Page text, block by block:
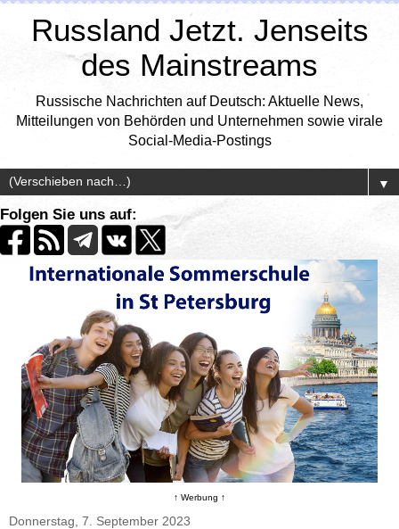
Russland Jetzt. Jenseits
des Mainstreams
Russische Nachrichten auf Deutsch: Aktuelle News,
Mitteilungen von Behörden und Unternehmen sowie virale
Social-Media-Postings
▼
Folgen Sie uns auf:
↑ Werbung ↑
Donnerstag, 7. September 2023